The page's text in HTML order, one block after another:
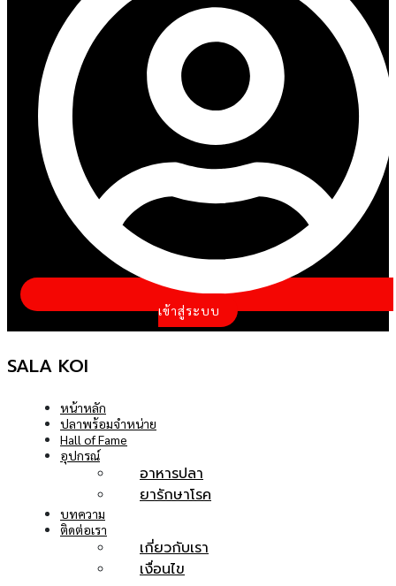
เข้าสู่ระบบ
SALA KOI
หน้าหลัก
ปลาพร้อมจำหน่าย
Hall of Fame
อุปกรณ์
อาหารปลา
ยารักษาโรค
บทความ
ติดต่อเรา
เกี่ยวกับเรา
เงื่อนไข